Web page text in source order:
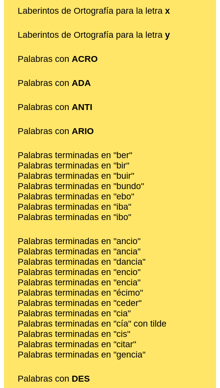
Laberintos de Ortografía para la letra x
Laberintos de Ortografía para la letra y
Palabras con ACRO
Palabras con ADA
Palabras con ANTI
Palabras con ARIO
Palabras terminadas en "ber"
Palabras terminadas en "bir"
Palabras terminadas en "buir"
Palabras terminadas en "bundo"
Palabras terminadas en "ebo"
Palabras terminadas en "iba"
Palabras terminadas en "ibo"
Palabras terminadas en "ancio"
Palabras terminadas en "ancia"
Palabras terminadas en "dancia"
Palabras terminadas en "encio"
Palabras terminadas en "encia"
Palabras terminadas en "écimo"
Palabras terminadas en "ceder"
Palabras terminadas en "cia"
Palabras terminadas en "cía" con tilde
Palabras terminadas en "cis"
Palabras terminadas en "citar"
Palabras terminadas en "gencia"
Palabras con DES